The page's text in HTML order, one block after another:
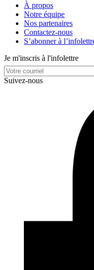
À propos
Notre équipe
Nos partenaires
Contactez-nous
S’abonner à
Je m'inscris à l'infolettre
Suivez-nous